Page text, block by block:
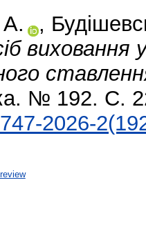
,
№ 192. С.
2026-